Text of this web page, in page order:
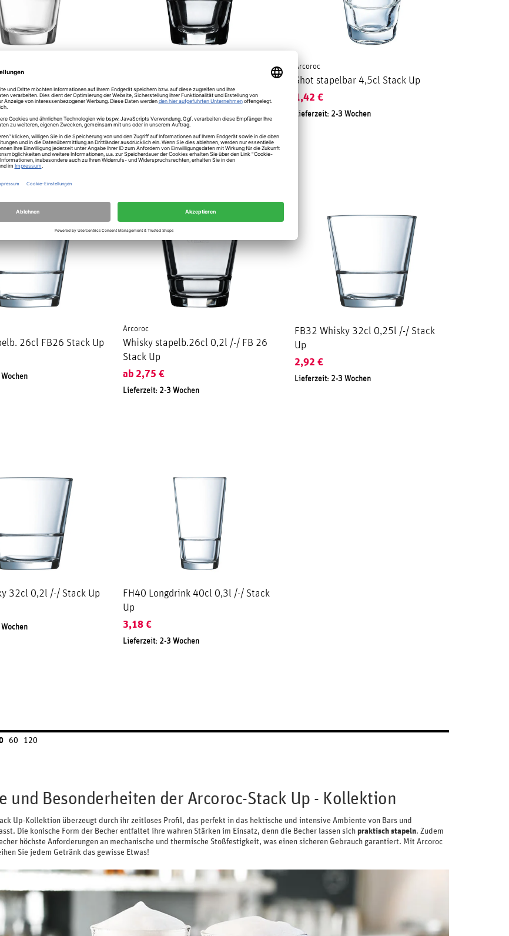
1,46 €
Arcoroc
Shot stapelbar 4,5cl Stack Up
1,42 €
Lieferzeit: 2-3 Wochen
26cl FB26 Stack Up
Arcoroc
Whisky stapelb.26cl 0,2l /-/ FB 26
Stack Up
ab 2,75 €
Lieferzeit: 2-3 Wochen
FB32 Whisky 32cl 0,25l /-/ Stack
Up
2,92 €
Lieferzeit: 2-3 Wochen
32cl 0,2l /-/ Stack Up
FH40 Longdrink 40cl 0,3l /-/ Stack
Up
3,18 €
Lieferzeit: 2-3 Wochen
60 120
und Besonderheiten der Arcoroc-Stack Up - Kollektion
Up-Kollektion überzeugt durch ihr zeitloses Profil, das perfekt in das hektische und intensive Ambiente von Bars und
Die konische Form der Becher entfaltet ihre wahren Stärken im Einsatz, denn die Becher lassen sich praktisch stapeln. Zudem
höchste Anforderungen an mechanische und thermische Stoßfestigkeit, was einen sicheren Gebrauch garantiert. Mit Arcoroc
Sie jedem Getränk das gewisse Etwas!